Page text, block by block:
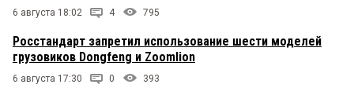
6 августа 18:02 4 795
Росстандарт запретил использование шести моделей
грузовиков Dongfeng и Zoomlion
6 августа 17:30 0 393